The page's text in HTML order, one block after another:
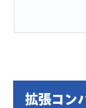
拡張コン